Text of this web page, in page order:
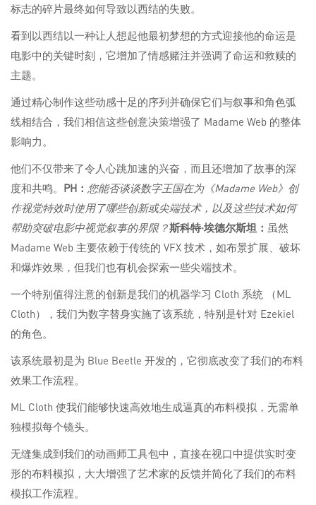
标志的碎片最终如何导致以西结的失败。
看到以西结以一种让人想起他最初梦想的方式迎接他的命运是
电影中的关键时刻，它增加了情感赌注并强调了命运和救赎的
主题。
通过精心制作这些动感十足的序列并确保它们与叙事和角色弧
线相结合，我们相信这些创意决策增强了 Madame Web 的整体
影响力。
他们不仅带来了令人心跳加速的兴奋，而且还增加了故事的深
度和共鸣。 PH： 您能否谈谈数字王国在为《Madame Web》创
作视觉特效时使用了哪些创新或尖端技术，以及这些技术如何
帮助突破电影中视觉叙事的界限？斯科特·埃德尔斯坦： 虽然
Madame Web 主要依赖于传统的 VFX 技术，如布景扩展、破坏
和爆炸效果，但我们也有机会探索一些尖端技术。
一个特别值得注意的创新是我们的机器学习 Cloth 系统 （ML
Cloth），我们为数字替身实施了该系统，特别是针对 Ezekiel
的角色。
该系统最初是为 Blue Beetle 开发的，它彻底改变了我们的布料
效果工作流程。
ML Cloth 使我们能够快速高效地生成逼真的布料模拟，无需单
独模拟每个镜头。
无缝集成到我们的动画师工具包中，直接在视口中提供实时变
形的布料模拟，大大增强了艺术家的反馈并简化了我们的布料
模拟工作流程。